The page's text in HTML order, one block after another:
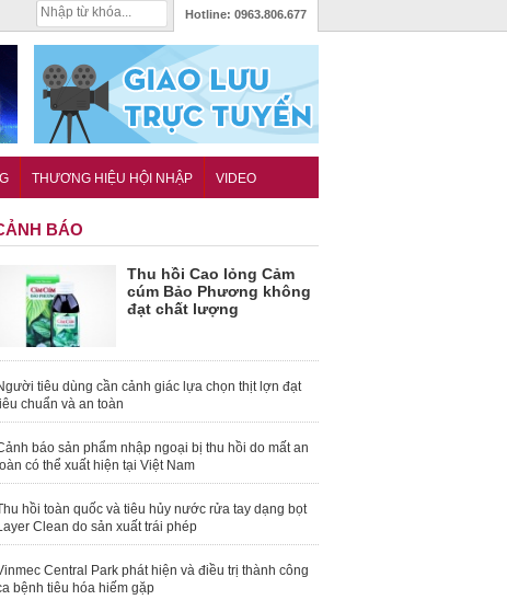
Hotline: 0963.806.677
THƯƠNG HIỆU HỘI NHẬP VIDEO
BÁO
Thu hồi Cao lỏng Cảm
cúm Bảo Phương không
đạt chất lượng
tiêu dùng cần cảnh giác lựa chọn thịt lợn đạt
chuẩn và an toàn
báo sản phẩm nhập ngoại bị thu hồi do mất an
có thể xuất hiện tại Việt Nam
hồi toàn quốc và tiêu hủy nước rửa tay dạng bọt
Clean do sản xuất trái phép
Central Park phát hiện và điều trị thành công
bệnh tiêu hóa hiếm gặp